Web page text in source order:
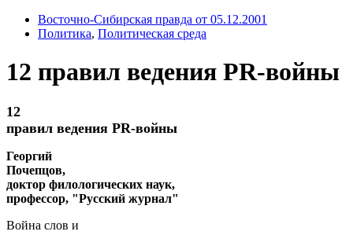
Восточно-Сибирская правда от 05.12.2001
Политика, Политическая среда
12 правил ведения PR-войны
12
правил ведения PR-войны
Георгий
Почепцов,
доктор филологических наук,
профессор, "Русский журнал"
Война слов и